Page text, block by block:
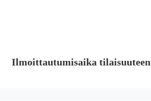
Ilmoittautumisaika